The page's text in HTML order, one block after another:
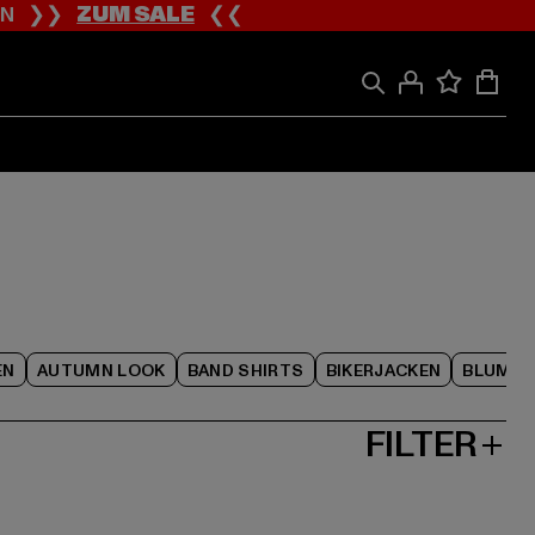
❯❯ZUM SALE❮❮
AUTUMN LOOK BAND SHIRTS BIKERJACKEN
FILTER